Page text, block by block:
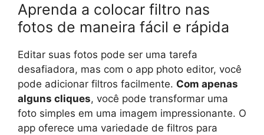
Aprenda a colocar filtro nas
fotos de maneira fácil e rápida
Editar suas fotos pode ser uma tarefa
desafiadora, mas com o app photo editor, você
pode adicionar filtros facilmente. Com apenas
alguns cliques, você pode transformar uma
foto simples em uma imagem impressionante. O
app oferece uma variedade de filtros para